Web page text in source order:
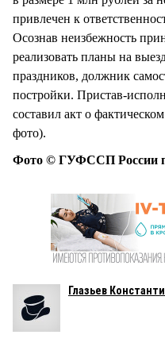
привлечен к
Осознав неизбежность
реализовать планы на
праздников, должник
постройки. Пристав-
составил акт о
фото).
Фото © ГУФССП России
Глазьев